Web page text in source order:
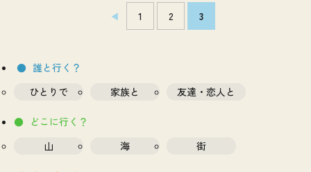
誰と行く？
ひとりで
家族と 友達・恋人と
どこに行く？
山
海 街
1 2 3